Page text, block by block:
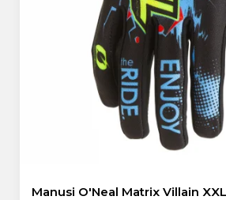
Manusi O'Neal Matrix Villain